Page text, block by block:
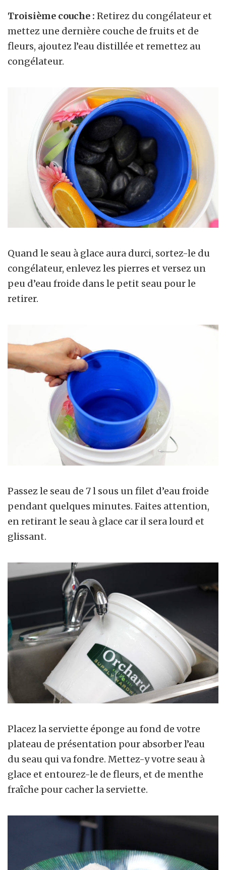
Troisième couche : Retirez du congélateur et
mettez une dernière couche de fruits et de
fleurs, ajoutez l’eau distillée et remettez au
congélateur.
Quand le seau à glace aura durci, sortez-le du
congélateur, enlevez les pierres et versez un
peu d’eau froide dans le petit seau pour le
retirer.
Passez le seau de 7 l sous un filet d’eau froide
pendant quelques minutes. Faites attention,
en retirant le seau à glace car il sera lourd et
glissant.
Placez la serviette éponge au fond de votre
plateau de présentation pour absorber l’eau
du seau qui va fondre. Mettez-y votre seau à
glace et entourez-le de fleurs, et de menthe
fraîche pour cacher la serviette.